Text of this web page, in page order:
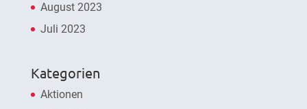
August 2023
Juli 2023
Kategorien
Aktionen